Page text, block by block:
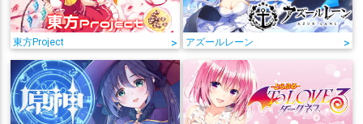
東方Project > アズールレーン >